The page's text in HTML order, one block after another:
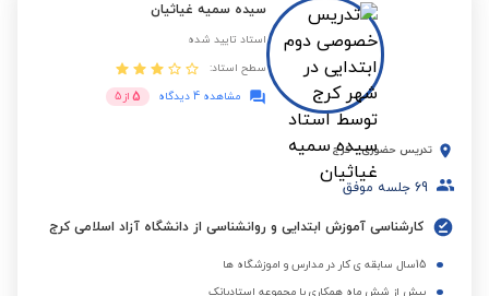
سیده سمیه غیاثیان
استاد تایید شده
سطح استاد:
مشاهده 4 دیدگاه
5 از 5
تدریس حضوری - کرج
69 جلسه موفق
کارشناسی آموزش ابتدایی و روانشناسی از دانشگاه آزاد اسلامی کرج
15سال سابقه ی کار در مدارس و اموزشگاه ها
بیش از شش ماه همکاری با مجموعه استادبانک